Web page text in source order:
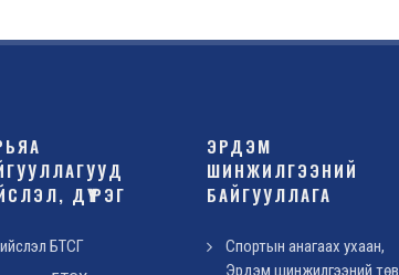
ДҮҮРЭГ
БТСГ
ЭРДЭМ
ШИНЖИЛГЭЭНИЙ
БАЙГУУЛЛАГА
Спортын анагаах ухаан,
Эрдэм шинжилгээний төв